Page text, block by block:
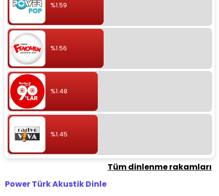
%1.59
%1.56
%1.48
%1.45
Tüm dinlenme rakamları
Power Türk Akustik Dinle